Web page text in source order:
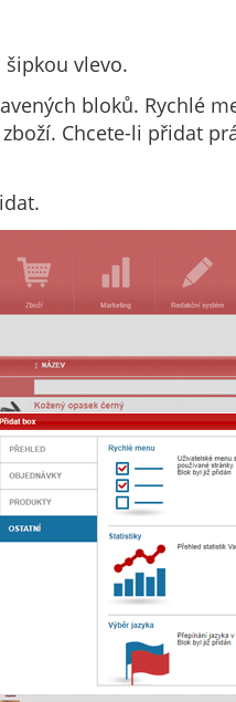
vlevo.
bloků. Rychlé
Chcete-li přidat